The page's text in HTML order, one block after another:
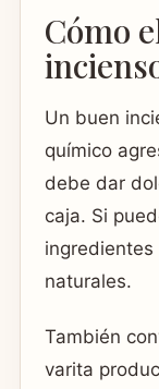
Cómo
Un buen
químico
debe dar
caja. Si
naturales.
También
varita